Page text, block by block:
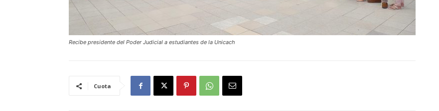
Recibe presidente del Poder Judicial a estudiantes de la Unicach
Cuota